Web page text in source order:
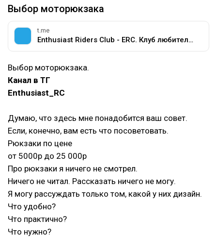
Выбор моторюкзака
t.me
Enthusiast Riders Club - ERC. Клуб любителей мотоциклов разных марок.
Выбор моторюкзака.
Канал в ТГ
Enthusiast_RC
Думаю, что здесь мне понадобится ваш совет.
Если, конечно, вам есть что посоветовать.
Рюкзаки по цене
от 5000р до 25 000р
Про рюкзаки я ничего не смотрел.
Ничего не читал. Рассказать ничего не могу.
Я могу рассуждать только том, какой у них дизайн.
Что удобно?
Что практично?
Что нужно?